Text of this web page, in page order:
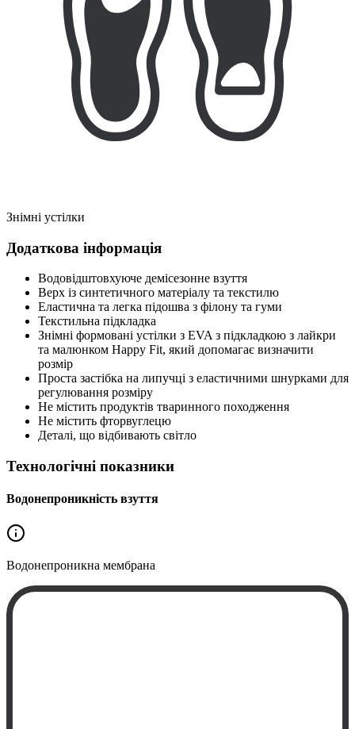
Знімні устілки
Додаткова інформація
Водовідштовхуюче демісезонне взуття
Верх із синтетичного матеріалу та текстилю
Еластична та легка підошва з філону та гуми
Текстильна підкладка
Знімні формовані устілки з EVA з підкладкою з лайкри
та малюнком Happy Fit, який допомагає визначити
розмір
Проста застібка на липучці з еластичними шнурками для
регулювання розміру
Не містить продуктів тваринного походження
Не містить фторвуглецю
Деталі, що відбивають світло
Технологічні показники
Водонепроникність взуття
Водонепроникна мембрана